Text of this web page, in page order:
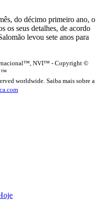
do décimo primeiro ano, o
os seus detalhes, de acordo
levou sete anos para
NVI™ - Copyright ©
worldwide. Saiba mais sobre a